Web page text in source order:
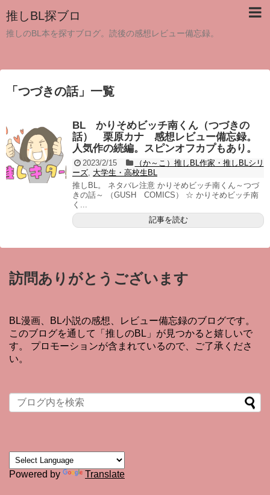
推しBL探ブロ
推しのBL本を探すブログ。読後の感想レビュー備忘録。
「 つづきの話」 一覧
BL かりそめビッチ南くん（つづきの
話） 栗原カナ 感想レビュー備忘録。
人気作の続編。スピンオフカプもあり。
2023/2/15
（か～こ）推しBL作家・推しBLシリ
ーズ 大学生・高校生BL
推しBL。 ネタバレ注意 かりそめビッチ南くん～つづ
きの話～ （GUSH COMICS） ☆ かりそめビッチ南
く...
記事を読む
訪問ありがとうございます
BL漫画、BL小説の感想、レビュー備忘録のブログです。
このブログを通して「推しのBL」が見つかると嬉しいで
す。 プロモーションが含まれているので、ご了承くださ
い。
Powered by Translate